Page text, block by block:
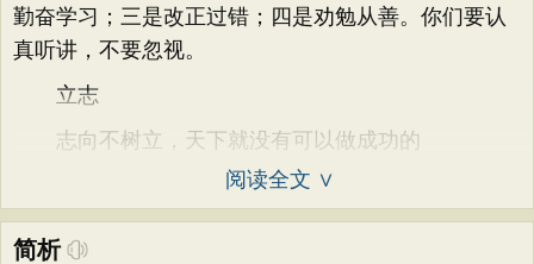
勤奋学习；三是改正过错；四是劝勉从善。你们要认
真听讲，不要忽视。
立志
志向不树立，天下就没有可以做成功的
阅读全文 ∨
简析